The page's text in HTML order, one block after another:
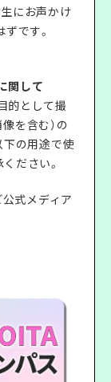
にお声かけ
です。
関して
的として撮
を含む）の
下の用途で使
ださい。
式メディア